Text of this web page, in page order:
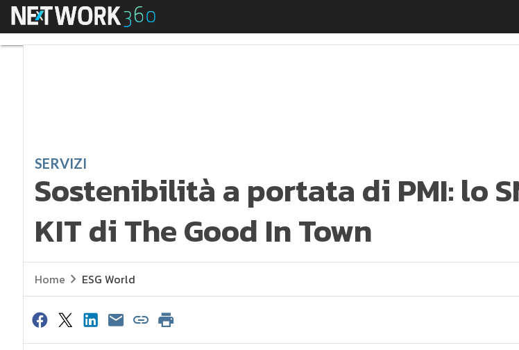
Menu
SERVIZI
Sostenibilità a portata di PMI: lo
KIT di The Good In Town
Home ESG World